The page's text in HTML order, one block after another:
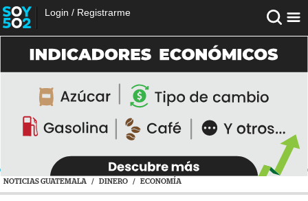
Login / Registrarme
NOTICIAS GUATEMALA / DINERO / ECONOMÍA